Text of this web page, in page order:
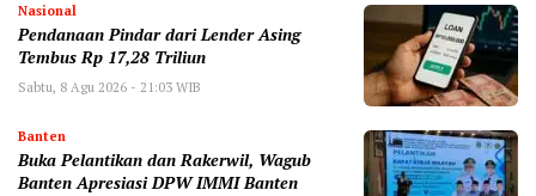
Nasional
Pendanaan Pindar dari Lender Asing
Tembus Rp 17,28 Triliun
Sabtu, 8 Agu 2026 - 21:03 WIB
Banten
Buka Pelantikan dan Rakerwil, Wagub
Banten Apresiasi DPW IMMI Banten